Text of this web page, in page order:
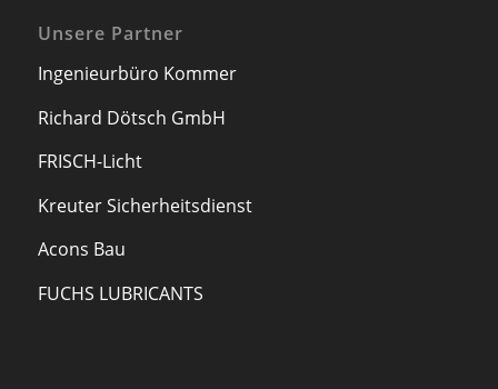
Unsere Partner
Ingenieurbüro Kommer
Richard Dötsch GmbH
FRISCH-Licht
Kreuter Sicherheitsdienst
Acons Bau
FUCHS LUBRICANTS